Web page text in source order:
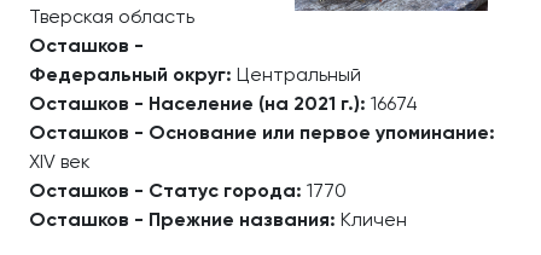
Тверская область
Осташков -
Федеральный округ: Центральный
Осташков - Население (на 2021 г.): 16674
Осташков - Основание или первое упоминание:
XIV век
Осташков - Статус города: 1770
Осташков - Прежние названия: Кличен